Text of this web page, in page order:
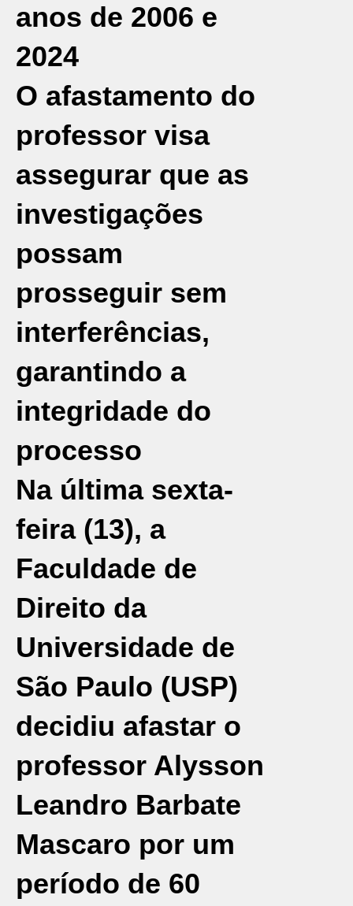
anos de 2006 e
2024
O afastamento do
professor visa
assegurar que as
investigações
possam
prosseguir sem
interferências,
garantindo a
integridade do
processo
Na última sexta-
feira (13), a
Faculdade de
Direito da
Universidade de
São Paulo (USP)
decidiu afastar o
professor Alysson
Leandro Barbate
Mascaro por um
período de 60